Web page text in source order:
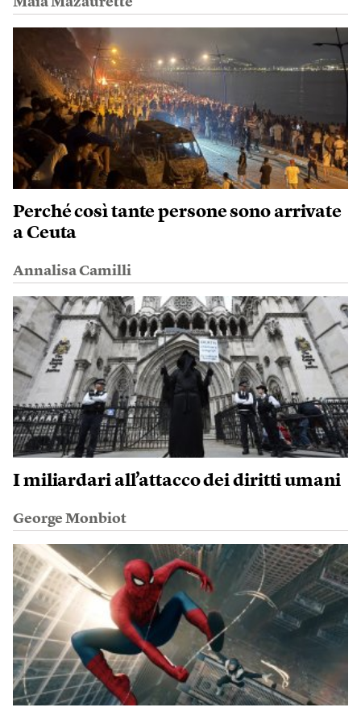
Perché così tante persone sono arrivate
a Ceuta
Annalisa Camilli
I miliardari all’attacco dei diritti umani
George Monbiot